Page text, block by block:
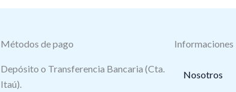
Métodos de pago Informaciones
Depósito o Transferencia Bancaria (Cta.
Itaú).
Nosotros